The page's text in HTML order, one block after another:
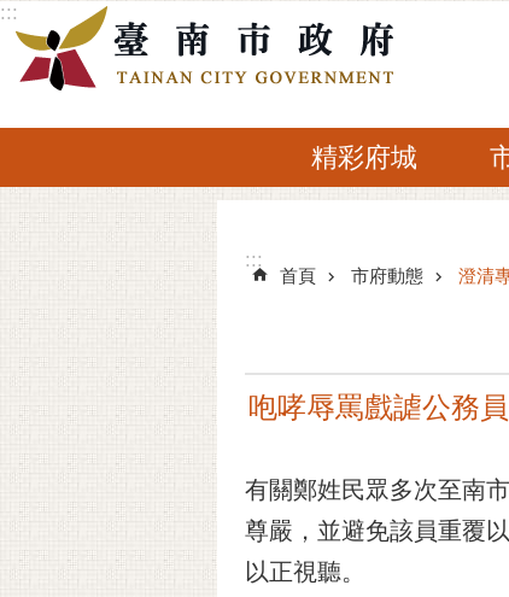
跳到主要內容區塊
:::
精彩府城
:::
:::
首頁 市府動態 澄清
咆哮辱罵戲謔公務
有關鄭姓民眾多次至南
尊嚴，並避免該員重覆
以正視聽。